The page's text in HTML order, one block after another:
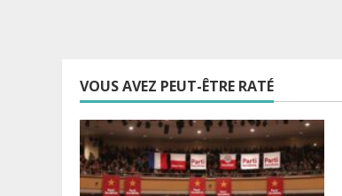
VOUS AVEZ PEUT-ÊTRE RATÉ